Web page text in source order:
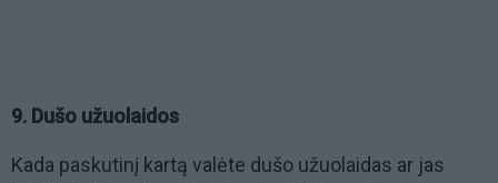
9. Dušo užuolaidos
Kada paskutinį kartą valėte dušo užuolaidas ar jas